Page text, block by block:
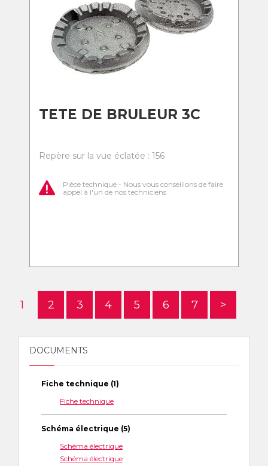
TETE DE BRULEUR 3C
Repère sur la vue éclatée : 156
Pièce technique - Nous vous conseillons de faire
appel à l'un de nos techniciens
1 2 3 4 5 6 7 >
DOCUMENTS
Fiche technique (1)
Fiche technique
Schéma électrique (5)
Schéma électrique
Schéma électrique